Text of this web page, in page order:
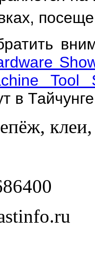
Tool
в
клеи,